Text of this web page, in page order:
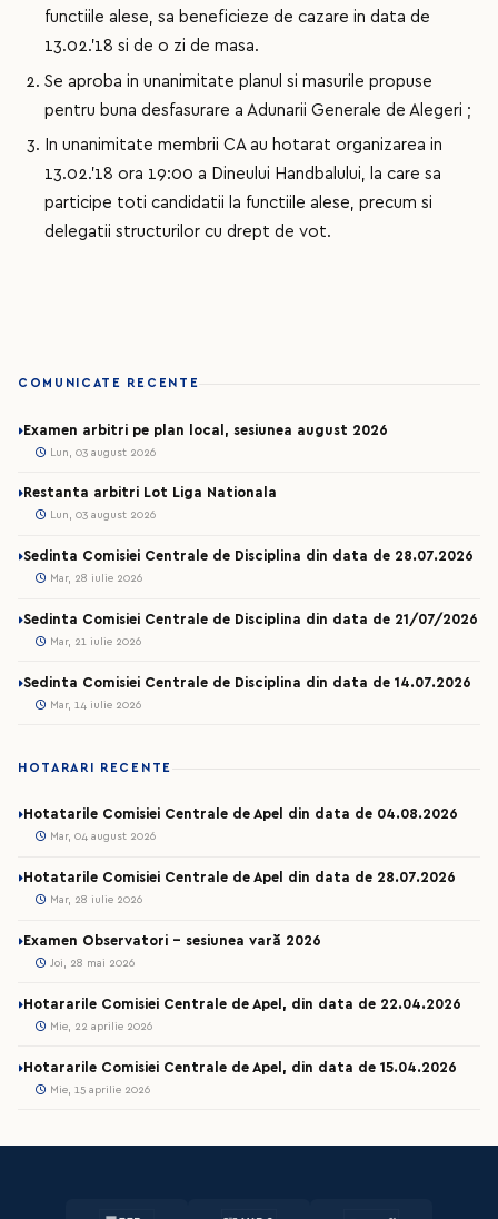
functiile alese, sa beneficieze de cazare in data de
13.02.’18 si de o zi de masa.
Se aproba in unanimitate planul si masurile propuse
pentru buna desfasurare a Adunarii Generale de Alegeri ;
In unanimitate membrii CA au hotarat organizarea in
13.02.’18 ora 19:00 a Dineului Handbalului, la care sa
participe toti candidatii la functiile alese, precum si
delegatii structurilor cu drept de vot.
COMUNICATE RECENTE
Examen arbitri pe plan local, sesiunea august 2026
Lun, 03 august 2026
Restanta arbitri Lot Liga Nationala
Lun, 03 august 2026
Sedinta Comisiei Centrale de Disciplina din data de 28.07.2026
Mar, 28 iulie 2026
Sedinta Comisiei Centrale de Disciplina din data de 21/07/2026
Mar, 21 iulie 2026
Sedinta Comisiei Centrale de Disciplina din data de 14.07.2026
Mar, 14 iulie 2026
HOTARARI RECENTE
Hotatarile Comisiei Centrale de Apel din data de 04.08.2026
Mar, 04 august 2026
Hotatarile Comisiei Centrale de Apel din data de 28.07.2026
Mar, 28 iulie 2026
Examen Observatori - sesiunea vară 2026
Joi, 28 mai 2026
Hotararile Comisiei Centrale de Apel, din data de 22.04.2026
Mie, 22 aprilie 2026
Hotararile Comisiei Centrale de Apel, din data de 15.04.2026
Mie, 15 aprilie 2026